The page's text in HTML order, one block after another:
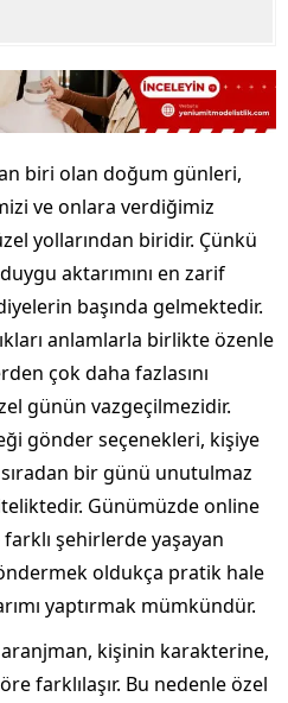
biri olan doğum günleri,
ve onlara verdiğimiz
yollarından biridir. Çünkü
aktarımını en zarif
başında gelmektedir.
anlamlarla birlikte özenle
çok daha fazlasını
günün vazgeçilmezidir.
gönder seçenekleri, kişiye
bir günü unutulmaz
Günümüzde online
şehirlerde yaşayan
oldukça pratik hale
yaptırmak mümkündür.
kişinin karakterine,
farklılaşır. Bu nedenle özel